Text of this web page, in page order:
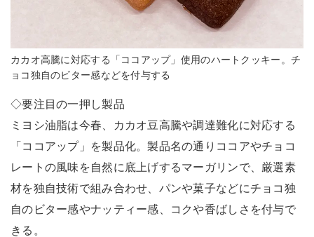
カカオ高騰に対応する「ココアップ」使用のハートクッキー。チ
ョコ独自のビター感などを付与する
◇要注目の一押し製品
ミヨシ油脂は今春、カカオ豆高騰や調達難化に対応する
「ココアップ」を製品化。製品名の通りココアやチョコ
レートの風味を自然に底上げするマーガリンで、厳選素
材を独自技術で組み合わせ、パンや菓子などにチョコ独
自のビター感やナッティー感、コクや香ばしさを付与で
きる。